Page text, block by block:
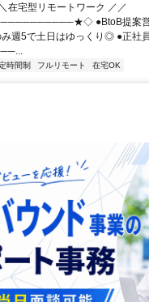
在宅型リモートワーク ／／
●BtoB提案営
週5で土日はゆっくり◎ ●正社
時間制 フルリモート 在宅OK